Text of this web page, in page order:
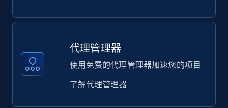
代理管理器
使用免费的代理管理器加速您的项目
了解代理管理器